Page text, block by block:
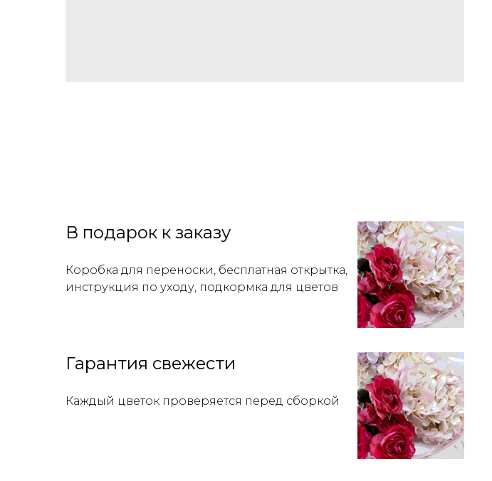
В подарок к заказу
Коробка для переноски, бесплатная открытка,
инструкция по уходу, подкормка для цветов
Гарантия свежести
Каждый цветок проверяется перед сборкой